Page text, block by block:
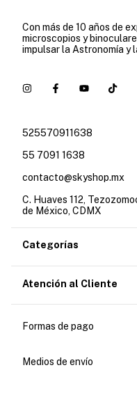
Con más de 10 años de
microscopios y
impulsar la Astronomía y
525570911638
55 7091 1638
contacto@skyshop.mx
C. Huaves 112,
de México, CDMX
Categorías
Atención al Cliente
Formas de pago
Medios de envío